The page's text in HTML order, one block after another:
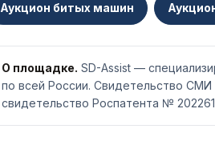
Аукцион битых машин
О площадке. SD-Assist —
по всей России. Свидетельство
свидетельство Роспатента №